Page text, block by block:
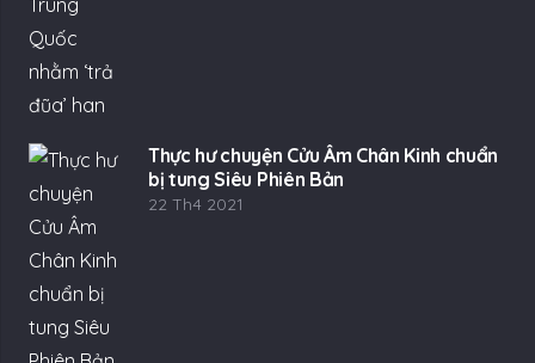
Thực hư chuyện Cửu Âm Chân Kinh chuẩn
bị tung Siêu Phiên Bản
22 Th4 2021